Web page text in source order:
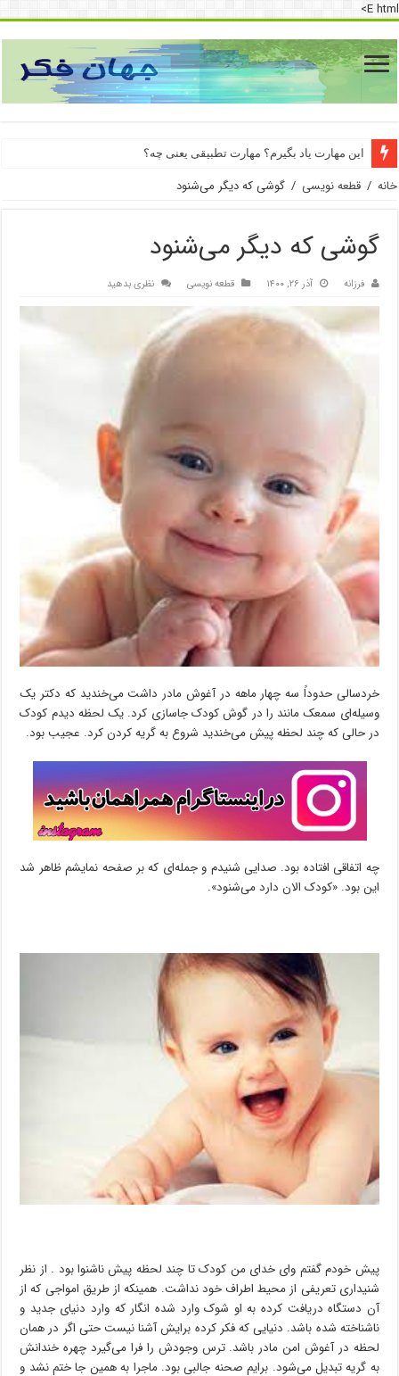
E html>
این مهارت یاد بگیرم؟ مهارت تطبیقی یعنی چه؟
خانه / قطعه نویسی / گوشی که دیگر می‌شنود
گوشی که دیگر می‌شنود
فرزانه آذر ۲۶, ۱۴۰۰ قطعه نویسی نظری بدهید
خردسالی حدوداً سه چهار ماهه در آغوش مادر داشت می‌خندید که دکتر یک
وسیله‌ای سمعک مانند را در گوش کودک جاسازی کرد. یک لحظه دیدم کودک
در حالی که چند لحظه پیش می‌خندید شروع به گریه کردن کرد. عجیب بود.
چه اتفاقی افتاده بود. صدایی شنیدم و جمله‌ای که بر صفحه نمایشم ظاهر شد
این بود. «کودک الان دارد می‌شنود».
پیش خودم گفتم وای خدای من کودک تا چند لحظه پیش ناشنوا بود . از نظر
شنیداری تعریفی از محیط اطراف خود نداشت. همینکه از طریق امواجی که از
آن دستگاه دریافت کرده به او شوک وارد شده انگار که وارد دنیای جدید و
ناشناخته شده باشد. دنیایی که فکر کرده برایش آشنا نیست حتی اگر در همان
لحظه در آغوش امن مادر باشد. ترس وجودش را فرا می‌گیرد چهره خندانش
به گریه تبدیل می‌شود. برایم صحنه جالبی بود. ماجرا به همین جا ختم نشد و